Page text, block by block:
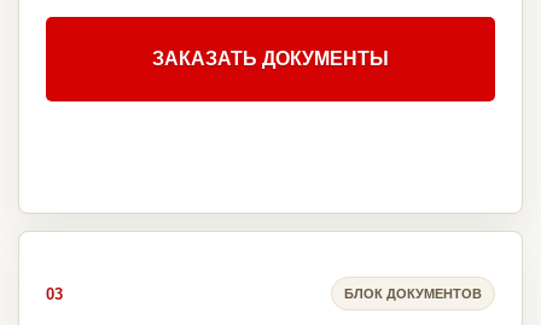
ЗАКАЗАТЬ ДОКУМЕНТЫ
03 БЛОК ДОКУМЕНТОВ